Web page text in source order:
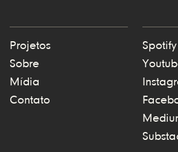
Projetos
Sobre
Mídia
Contato
Spotify